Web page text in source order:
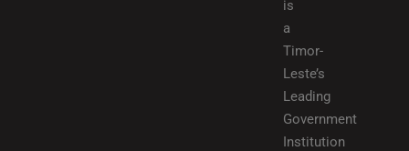
is
a
Timor-
Leste’s
Leading
Government
Institution